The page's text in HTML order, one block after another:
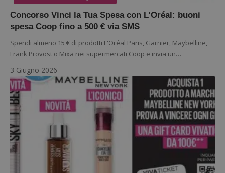
Concorso Vinci la Tua Spesa con L’Oréal: buoni
spesa Coop fino a 500 € via SMS
Spendi almeno 15 € di prodotti L'Oréal Paris, Garnier, Maybelline,
Frank Provost o Mixa nei supermercati Coop e invia un…
3 Giugno 2026